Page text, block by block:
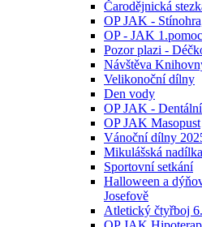
Čarodějnická
OP JAK -
OP - JAK 1.pomoc
Pozor plazi -
Návštěva
Velikonoční dílny
Den vody
OP JAK -
OP JAK Masopust
Vánoční dílny
Mikulášská nadílka
Sportovní setkání
Halloween a
Josefově
Atletický čtyřboj